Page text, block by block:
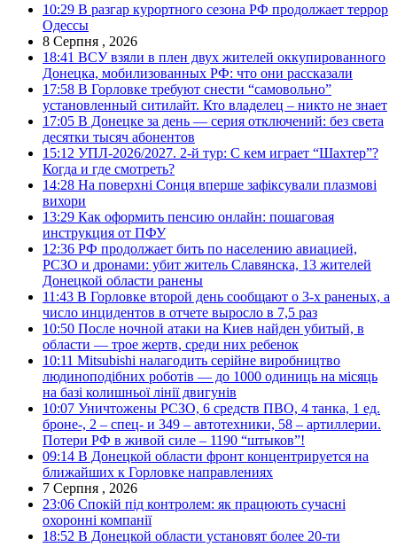
10:29 В разгар курортного сезона РФ продолжает террор
Одессы
8 Серпня , 2026
18:41 ВСУ взяли в плен двух жителей оккупированного
Донецка, мобилизованных РФ: что они рассказали
17:58 В Горловке требуют снести “самовольно”
установленный ситилайт. Кто владелец – никто не знает
17:05 В Донецке за день — серия отключений: без света
десятки тысяч абонентов
15:12 УПЛ-2026/2027. 2-й тур: С кем играет “Шахтер”?
Когда и где смотреть?
14:28 На поверхні Сонця вперше зафіксували плазмові
вихори
13:29 Как оформить пенсию онлайн: пошаговая
инструкция от ПФУ
12:36 РФ продолжает бить по населению авиацией,
РСЗО и дронами: убит житель Славянска, 13 жителей
Донецкой области ранены
11:43 В Горловке второй день сообщают о 3-х раненых, а
число инцидентов в отчете выросло в 7,5 раз
10:50 После ночной атаки на Киев найден убитый, в
области — трое жертв, среди них ребенок
10:11 Mitsubishi налагодить серійне виробництво
людиноподібних роботів — до 1000 одиниць на місяць
на базі колишньої лінії двигунів
10:07 Уничтожены РСЗО, 6 средств ПВО, 4 танка, 1 ед.
броне-, 2 – спец- и 349 – автотехники, 58 – артиллерии.
Потери РФ в живой силе – 1190 “штыков”!
09:14 В Донецкой области фронт концентрируется на
ближайших к Горловке направлениях
7 Серпня , 2026
23:06 Спокій під контролем: як працюють сучасні
охоронні компанії
18:52 В Донецкой области установят более 20-ти